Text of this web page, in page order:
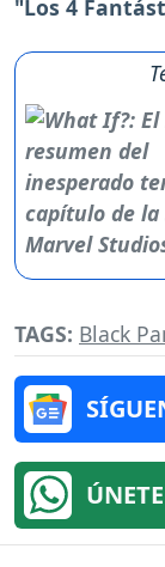
"Los 4
TAGS: Black